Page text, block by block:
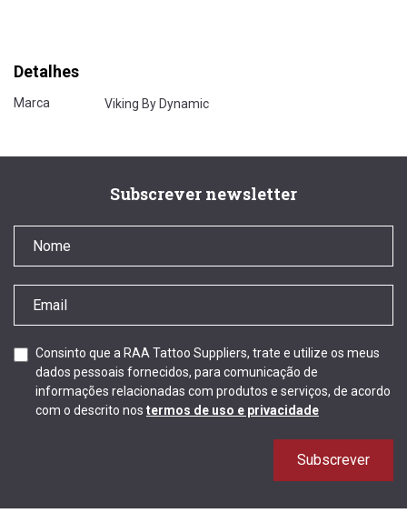
Detalhes
Marca Viking By Dynamic
Subscrever newsletter
Consinto que a RAA Tattoo Suppliers, trate e utilize os meus
dados pessoais fornecidos, para comunicação de
informações relacionadas com produtos e serviços, de acordo
com o descrito nos termos de uso e privacidade
Subscrever